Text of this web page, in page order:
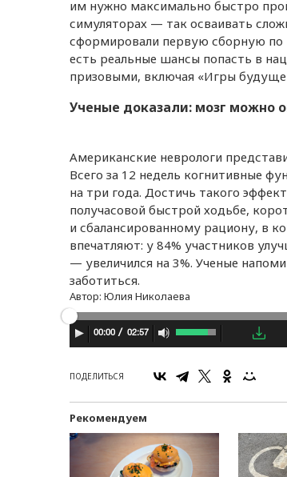
им нужно максимально быстро
симуляторах — так осваивать
сформировали первую сборную по
есть реальные шансы попасть в
призовыми, включая «Игры
Ученые доказали: мозг можно
Американские неврологи
Всего за 12 недель когнитивные
на три года. Достичь такого
получасовой быстрой ходьбе,
и сбалансированному рациону, в
впечатляют: у 84% участников
— увеличился на 3%. Ученые
заботиться.
Автор: Юлия Николаева
00:00 02:57
ПОДЕЛИТЬСЯ
Рекомендуем